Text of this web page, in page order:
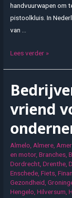
handvuurwapen om
pistoolkluis. In
van …
Waarom
Lees verder »
vriend
Almelo Almere
en motor,Branches ,
Dordrecht ,Drenthe ,
Enschede ,Fiets ,
Gezondheid ,
Hengelo ,Hilversum ,